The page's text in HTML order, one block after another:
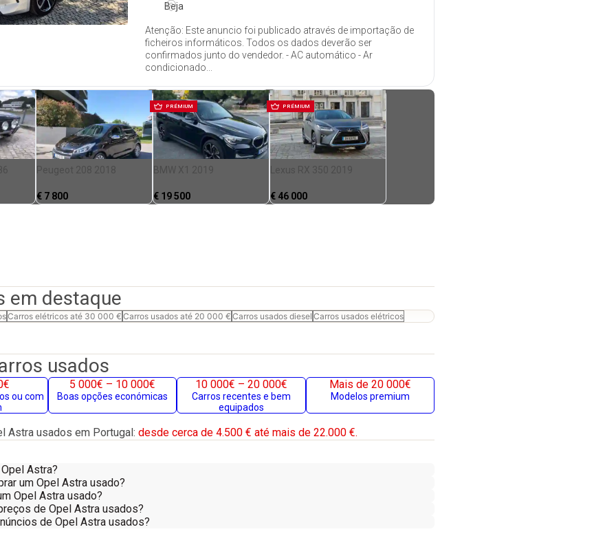
Beja
Atenção: Este anuncio foi publicado através de importação de
ficheiros informáticos. Todos os dados deverão ser
confirmados junto do vendedor. - AC automático - Ar
condicionado...
Peugeot 208 2018
€ 7 800
PRÉMIUM
BMW X1 2019
€ 19 500
PRÉMIUM
Lexus RX 350 2019
€ 46 000
em destaque
Carros elétricos até 30 000 € Carros usados até 20 000 € Carros usados diesel Carros usados elétricos
usados
ou com
5 000€ – 10 000€
Boas opções económicas
10 000€ – 20 000€
Carros recentes e bem
equipados
Mais de 20 000€
Modelos premium
Astra usados em Portugal: desde cerca de 4.500 € até mais de 22.000 €.
Astra?
um Opel Astra usado?
Opel Astra usado?
de Opel Astra usados?
de Opel Astra usados?